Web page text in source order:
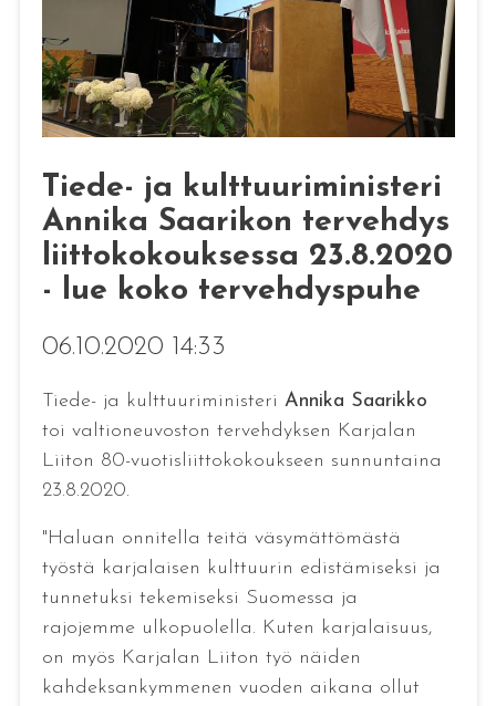
Tiede- ja kulttuuriministeri
Annika Saarikon tervehdys
liittokokouksessa 23.8.2020
- lue koko tervehdyspuhe
06.10.2020 14:33
Tiede- ja kulttuuriministeri Annika Saarikko
toi valtioneuvoston tervehdyksen Karjalan
Liiton 80-vuotisliittokokoukseen sunnuntaina
23.8.2020.
"Haluan onnitella teitä väsymättömästä
työstä karjalaisen kulttuurin edistämiseksi ja
tunnetuksi tekemiseksi Suomessa ja
rajojemme ulkopuolella. Kuten karjalaisuus,
on myös Karjalan Liiton työ näiden
kahdeksankymmenen vuoden aikana ollut